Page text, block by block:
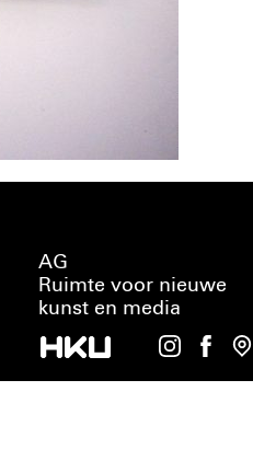
AG
Ruimte voor nieuwe
kunst en media